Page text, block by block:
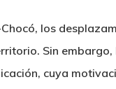
los
Sin
cuya